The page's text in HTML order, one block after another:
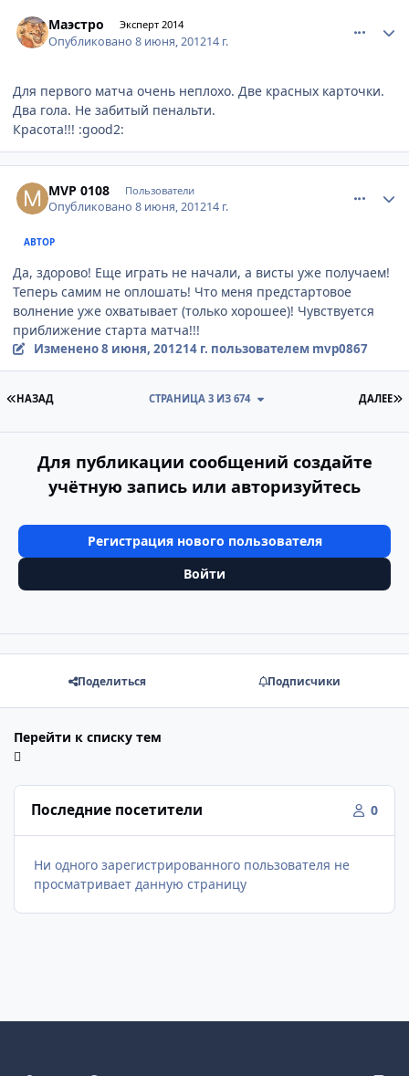
Маэстро Эксперт 2014
Опубликовано8 июня, 201214 г.
Для первого матча очень неплохо. Две красных карточки.
Два гола. Не забитый пенальти.
Красота!!! :good2:
MVP 0108 Пользователи
Опубликовано8 июня, 201214 г.
АВТОР
Да, здорово! Еще играть не начали, а висты уже получаем!
Теперь самим не оплошать! Что меня предстартовое
волнение уже охватывает (только хорошее)! Чувствуется
приближение старта матча!!!
Изменено8 июня, 201214 г. пользователем mvp0867
ПЕРВАЯ СТРАНИЦА
НАЗАД ДАЛЕЕ
СТРАНИЦА 3 ИЗ 674
Для публикации сообщений создайте
учётную запись или авторизуйтесь
Регистрация нового пользователя
Войти
Поделиться Подписчики
Перейти к списку тем
Последние посетители 0
Ни одного зарегистрированного пользователя не
просматривает данную страницу